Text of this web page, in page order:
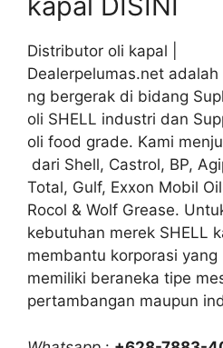
Distributor oli kapal |
Dealerpelumas.net
ng bergerak di bidang
oli SHELL industri dan
oli food grade. Kami
dari Shell, Castrol, BP,
Total, Gulf, Exxon Mobil
Rocol & Wolf Grease.
kebutuhan merek SHELL
membantu korporasi yang
memiliki beraneka tipe
pertambangan maupun